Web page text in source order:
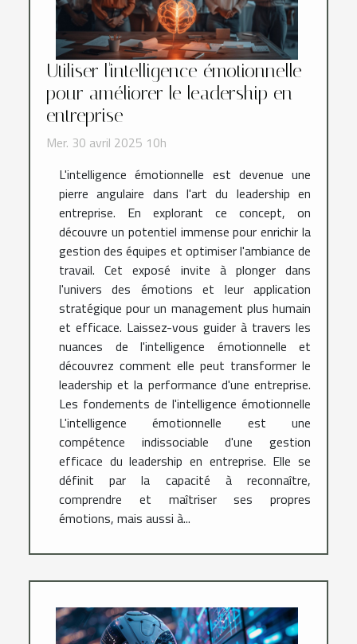
Utiliser l'intelligence émotionnelle
pour améliorer le leadership en
entreprise
Mer. 30 avril 2025 10h
L'intelligence émotionnelle est devenue une
pierre angulaire dans l'art du leadership en
entreprise. En explorant ce concept, on
découvre un potentiel immense pour enrichir la
gestion des équipes et optimiser l'ambiance de
travail. Cet exposé invite à plonger dans
l'univers des émotions et leur application
stratégique pour un management plus humain
et efficace. Laissez-vous guider à travers les
nuances de l'intelligence émotionnelle et
découvrez comment elle peut transformer le
leadership et la performance d'une entreprise.
Les fondements de l'intelligence émotionnelle
L'intelligence émotionnelle est une
compétence indissociable d'une gestion
efficace du leadership en entreprise. Elle se
définit par la capacité à reconnaître,
comprendre et maîtriser ses propres
émotions, mais aussi à...